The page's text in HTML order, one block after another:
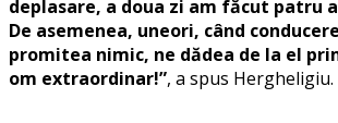
deplasare, a doua zi am făcut patru
De asemenea, uneori, când
promitea nimic, ne dădea de la el
om extraordinar!”, a spus Hergheligiu.